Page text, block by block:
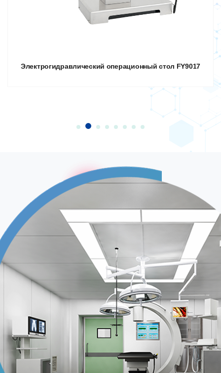
Электрогидравлический операционный стол FY9017
FY9027 Многопараметрический монитор пациента
О нас
FOYOCARE основана в
2003 году как
профессиональная
корпорация по импорту
и экспорту
медицинских изделий.
Это штаб-квартира
MFLAB Medical с